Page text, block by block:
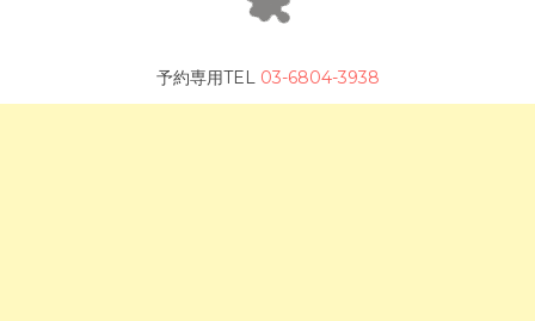
予約専用TEL 03-6804-3938